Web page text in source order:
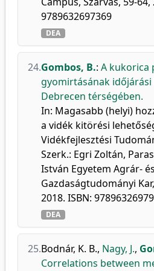
9789632697369
DEA
24.Gombos, B.: A kukorica
gyomirtásának időjárási
Debrecen térségében.
In: Magasabb (helyi)
a vidék kitörési
Vidékfejlesztési
Szerk.: Egri Zoltán,
István Egyetem Agrár- és
Gazdaságtudományi
2018. ISBN:
DEA
25.Bodnár, K. B., Nagy, J.,
Correlations between